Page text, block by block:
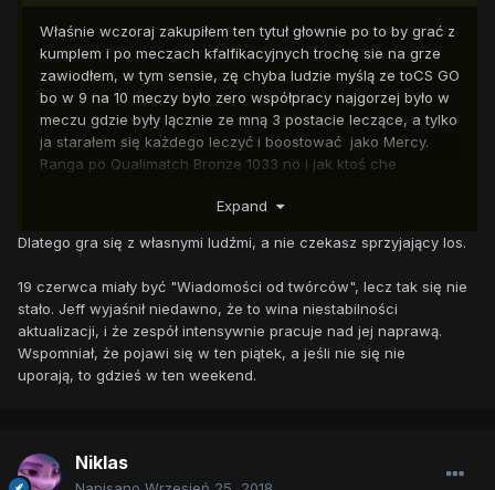
Właśnie wczoraj zakupiłem ten tytuł głownie po to by grać z
kumplem i po meczach kfalfikacyjnych trochę sie na grze
zawiodłem, w tym sensie, zę chyba ludzie myślą ze toCS GO
bo w 9 na 10 meczy było zero współpracy najgorzej było w
meczu gdzie były lącznie ze mną 3 postacie leczące, a tylko
ja starałem się każdego leczyć i boostować jako Mercy.
Ranga po Qualimatch Bronze 1033 no i jak ktoś che
Expand
Dlatego gra się z własnymi ludźmi, a nie czekasz sprzyjający los.
19 czerwca miały być "Wiadomości od twórców", lecz tak się nie
stało. Jeff wyjaśnił niedawno, że to wina niestabilności
aktualizacji, i że zespół intensywnie pracuje nad jej naprawą.
Wspomniał, że pojawi się w ten piątek, a jeśli nie się nie
uporają, to gdzieś w ten weekend.
Niklas